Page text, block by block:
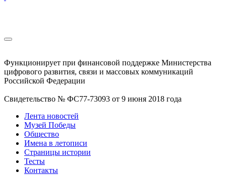
Функционирует при финансовой поддержке Министерства
цифрового развития, связи и массовых коммуникаций
Российской Федерации
Свидетельство № ФС77-73093 от 9 июня 2018 года
Лента новостей
Музей Победы
Общество
Имена в летописи
Страницы истории
Тесты
Контакты